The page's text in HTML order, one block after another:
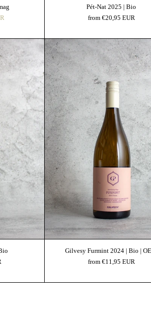
Ár
Pét-Nat 2025 | Bio
from €20,95 EUR
2022 | Bio Gilvesy
Gilvesy Furmint 2024 | Bio |
from €11,95 EUR